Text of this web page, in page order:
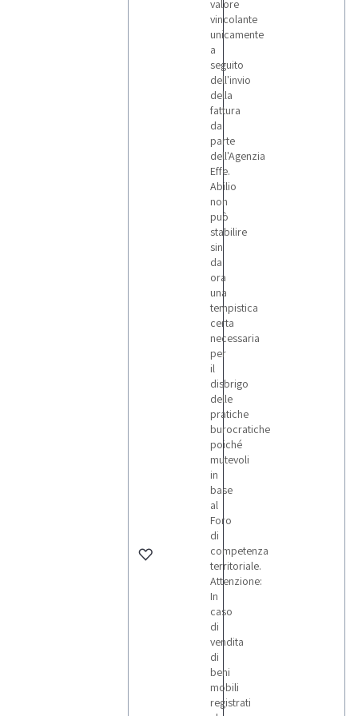
valore
vincolante
unicamente
a
seguito
dell'invio
della
fattura
da
parte
dell'Agenzia
Effe.
Abilio
non
può
stabilire
sin
da
ora
una
tempistica
certa
necessaria
per
il
disbrigo
delle
pratiche
burocratiche
poiché
mutevoli
in
base
al
Foro
di
competenza
territoriale.
Attenzione:
In
caso
di
vendita
di
beni
mobili
registrati